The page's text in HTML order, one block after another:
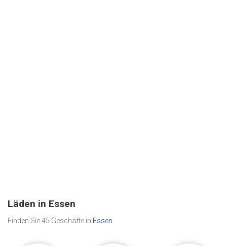
Läden in Essen
Finden Sie 45 Geschäfte in Essen